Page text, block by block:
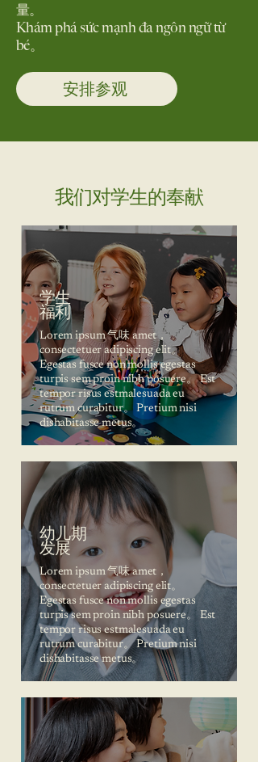
量。
Khám phá sức mạnh đa ngôn ngữ từ
bé。
安排参观
我们 对学生的奉献
学生
福利
Lorem ipsum 气味 amet，
consectetuer adipiscing elit。
Egestas fusce non mollis egestas
turpis sem proin nibh posuere。 Est
tempor risus estmalesuada eu
rutrum curabitur。 Pretium nisi
dishabitasse metus。
幼儿期
发展
Lorem ipsum 气味 amet，
consectetuer adipiscing elit。
Egestas fusce non mollis egestas
turpis sem proin nibh posuere。 Est
tempor risus estmalesuada eu
rutrum curabitur。 Pretium nisi
dishabitasse metus。